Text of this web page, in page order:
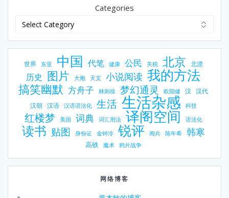
Categories
世界 东亚 中国 代笔 健康 公民 关税 北京 北漂
历史 图片 大炮 天文 小说阅读 我的方法
搞笑幽默 方舟子 林则徐 梦幻通灵 欧阳健 汉 汉代
汉朝 汉语 汉语语法化 生活 生活杂感 科技
红楼梦 美国 词典 词汇用法 译阁空间 语法化
读书 贴图 身份证 金钟泠 锐评 阅兵 陈年希 韩寒
高铁 魔术 鸦片战争
网络博客